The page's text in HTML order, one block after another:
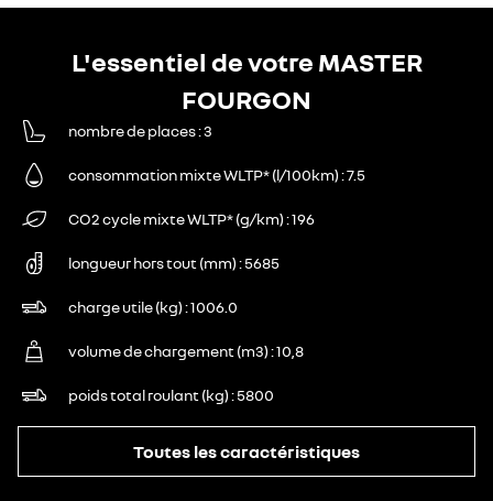
L'essentiel de votre MASTER
FOURGON
nombre de places 3
consommation mixte WLTP* (l/100km) 7.5
CO2 cycle mixte WLTP* (g/km) 196
longueur hors tout (mm) 5685
charge utile (kg) 1006.0
volume de chargement (m3) 10,8
poids total roulant (kg) 5800
Toutes les caractéristiques